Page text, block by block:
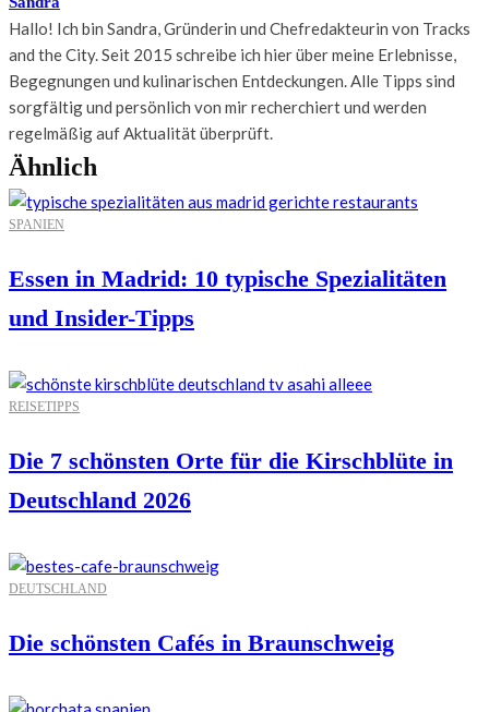
Hallo! Ich bin Sandra, Gründerin und Chefredakteurin von Tracks
and the City. Seit 2015 schreibe ich hier über meine Erlebnisse,
Begegnungen und kulinarischen Entdeckungen. Alle Tipps sind
sorgfältig und persönlich von mir recherchiert und werden
regelmäßig auf Aktualität überprüft.
Ähnlich
SPANIEN
Essen in Madrid: 10 typische Spezialitäten
und Insider-Tipps
REISETIPPS
Die 7 schönsten Orte für die Kirschblüte in
Deutschland 2026
DEUTSCHLAND
Die schönsten Cafés in Braunschweig